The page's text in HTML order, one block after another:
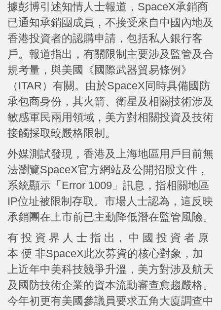
據彭博引述知情人士報道，SpaceX承銷商
已通知承銷團成員，不接受來自中國內地及
香港投資者的認購申請，包括私人銀行客
戶。報道指出，有關限制主要涉及監管及合
規考量，與美國《國際武器貿易條例》
（ITAR）有關。由於SpaceX同時具備國防
承包商身份，其火箭、衛星及相關技術涉及
敏感軍民兩用領域，美方對相關投資及技術
接觸採取較嚴格限制。
外媒測試發現，香港及上海地區用戶目前無
法瀏覽SpaceX官方網站及公開招股文件，
系統顯示「Error 1009」訊息，指相關地區
IP位址被限制存取。市場人士認為，這反映
承銷團在上市前已主動降低潛在監管風險。
有 投 資 界 人 士 指 出， 中 國 投 資 者 原
本 便 非SpaceX此次募資的核心對象，加
上近年中美科技競爭升溫，美方對涉及航天
及國防技術企業的資本流動審查愈趨嚴格。
今年初更有美國參議員要求五角大廈調查中